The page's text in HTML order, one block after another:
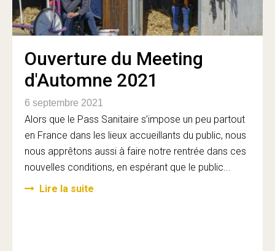
Ouverture du Meeting
d'Automne 2021
6 septembre 2021
Alors que le Pass Sanitaire s’impose un peu partout
en France dans les lieux accueillants du public, nous
nous apprêtons aussi à faire notre rentrée dans ces
nouvelles conditions, en espérant que le public...
Lire la suite